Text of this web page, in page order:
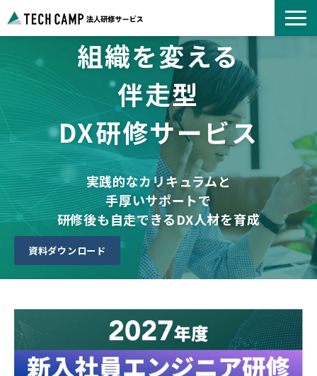
よくあるご質問
お知らせ
事例紹介一覧
コース一覧
選ばれる理由
パートナー募集
組織を変える
伴走型
DX研修サービス
実践的なカリキュラムと
手厚いサポートで
研修後も自走できるDX人材を育成
資料ダウンロード